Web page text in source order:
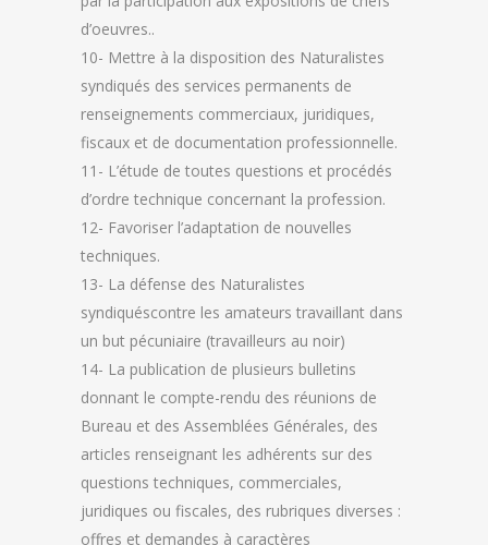
d’oeuvres..
10- Mettre à la disposition des Naturalistes
syndiqués des services permanents de
renseignements commerciaux, juridiques,
fiscaux et de documentation professionnelle.
11- L’étude de toutes questions et procédés
d’ordre technique concernant la profession.
12- Favoriser l’adaptation de nouvelles
techniques.
13- La défense des Naturalistes
syndiquéscontre les amateurs travaillant dans
un but pécuniaire (travailleurs au noir)
14- La publication de plusieurs bulletins
donnant le compte-rendu des réunions de
Bureau et des Assemblées Générales, des
articles renseignant les adhérents sur des
questions techniques, commerciales,
juridiques ou fiscales, des rubriques diverses :
offres et demandes à caractères